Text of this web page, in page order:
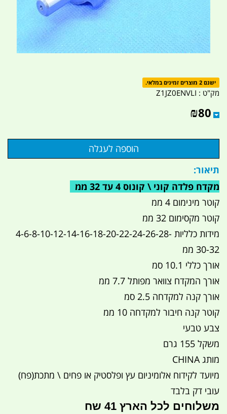
ישנם 2 מוצרים זמינים במלאי.
מק"ט : Z1JZ0ENVLI
₪80
תיאור:
מקדח פלדה קוני \ קונוס 4 עד 32 ממ
קוטר מינימום 4 ממ
קוטר מקסימום 32 ממ
מידות כלליות 4-6-8-10-12-14-16-18-20-22-24-26-28-
30-32 ממ
אורך כללי 10.1 סמ
אורך המקדח צוואר מפותל 7.7 ממ
אורך קנה למקדחה 2.5 סמ
קוטר קנה חיבור למקדחה 10 ממ
צבע טבעי
משקל 155 גרם
מותג CHINA
מיועד לקידוח אלומיניום עץ ופלסטיק או פחים \ מתכת(פח)
עובי דק בלבד
משלוחים לכל הארץ 41 שח